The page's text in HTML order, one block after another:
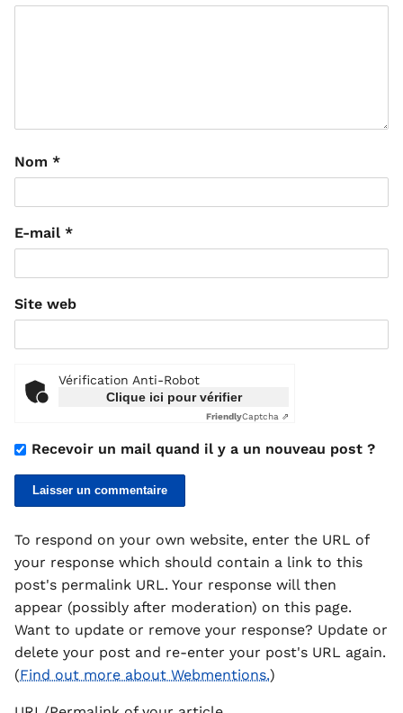
Nom *
E-mail *
Site web
Vérification Anti-Robot
Clique ici pour vérifier
FriendlyCaptcha ⇗
Recevoir un mail quand il y a un nouveau post ?
To respond on your own website, enter the URL of
your response which should contain a link to this
post's permalink URL. Your response will then
appear (possibly after moderation) on this page.
Want to update or remove your response? Update or
delete your post and re-enter your post's URL again.
(Find out more about Webmentions.)